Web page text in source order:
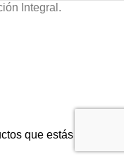
Integral.
que estás